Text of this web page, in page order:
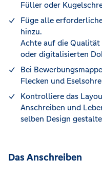
Füller oder
Füge alle
hinzu.
Achte auf die
oder digitalisierten
Bei
Flecken und
Kontrolliere das
Anschreiben und
selben Design
Das Anschreiben